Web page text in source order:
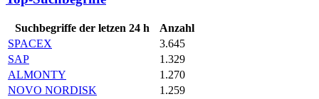
Suchbegriffe der letzen 24 h
Anzahl
SPACEX
3.645
SAP
1.329
ALMONTY
1.270
NOVO NORDISK
1.259